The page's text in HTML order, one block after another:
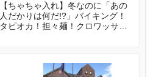
【ちゃちゃ入れ】冬なのに「あの
人だかりは何だ!?」バイキング！
タピオカ！担々麺！クロワッサ